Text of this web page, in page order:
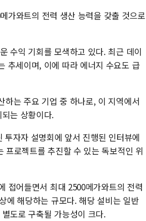
가와트의 전력 생산 능력을 갖출 것으로
수익 기회를 모색하고 있다. 최근 데이
추세이며, 이에 따라 에너지 수요도 급
는 주요 기업 중 하나로, 이 지역에서
는 상황이다.
자자 설명회에 앞서 진행된 인터뷰에
로젝트를 추진할 수 있는 독보적인 위
접어들면서 최대 2500메가와트의 전력
에 해당하는 규모다. 해당 설비는 일반
도로 구축될 가능성이 크다.